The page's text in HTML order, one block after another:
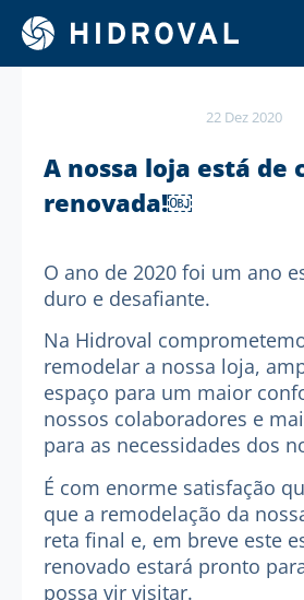
22 Dez 2020
A nossa loja está de
renovada!￼
O ano de 2020 foi um ano
duro e desafiante.
Na Hidroval
remodelar a nossa loja,
espaço para um maior
nossos colaboradores e
para as necessidades dos
É com enorme satisfação
que a remodelação da
reta final e, em breve este
renovado estará pronto
possa vir visitar.